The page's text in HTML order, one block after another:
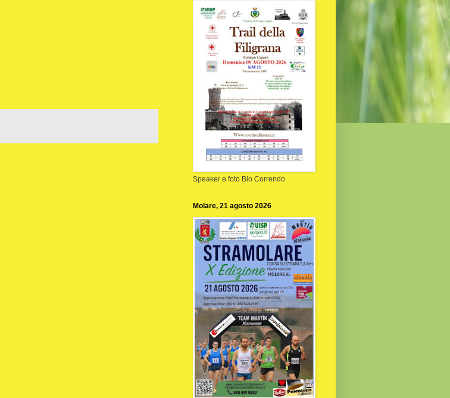
Speaker e foto Bio Correndo
Molare, 21 agosto 2026